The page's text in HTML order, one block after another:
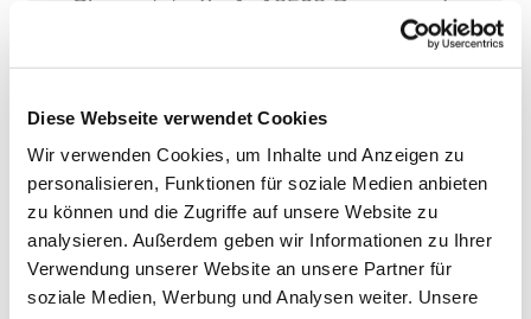
Diese Webseite verwendet Cookies
Wir verwenden Cookies, um Inhalte und Anzeigen zu
personalisieren, Funktionen für soziale Medien anbieten
zu können und die Zugriffe auf unsere Website zu
analysieren. Außerdem geben wir Informationen zu Ihrer
Verwendung unserer Website an unsere Partner für
soziale Medien, Werbung und Analysen weiter. Unsere
Clementstraße 1, 18528 Bergen auf